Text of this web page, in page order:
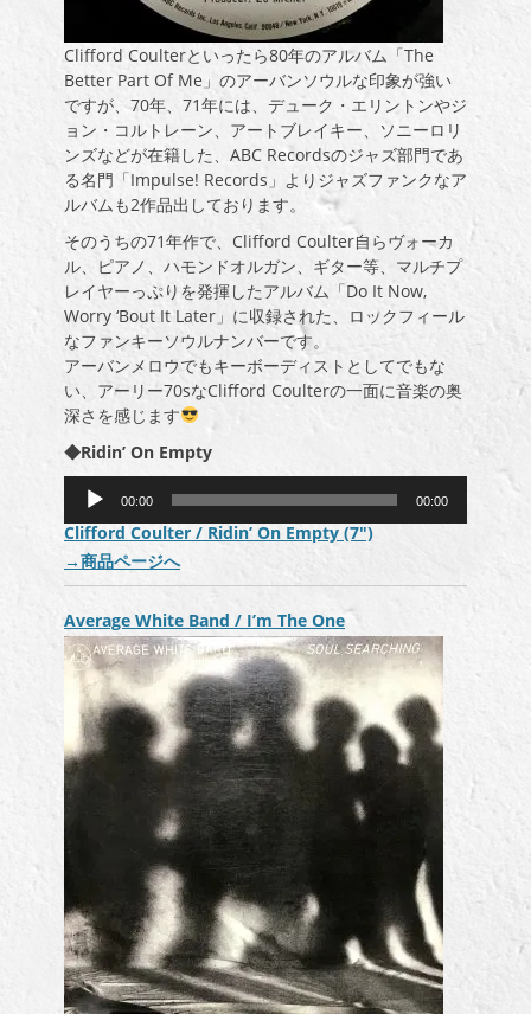
Clifford Coulterといったら80年のアルバム「The
Better Part Of Me」のアーバンソウルな印象が強い
ですが、70年、71年には、デューク・エリントンやジ
ョン・コルトレーン、アートブレイキー、ソニーロリ
ンズなどが在籍した、ABC Recordsのジャズ部門であ
る名門「Impulse! Records」よりジャズファンクなア
ルバムも2作品出しております。
そのうちの71年作で、Clifford Coulter自らヴォーカ
ル、ピアノ、ハモンドオルガン、ギター等、マルチプ
レイヤーっぷりを発揮したアルバム「Do It Now,
Worry ‘Bout It Later」に収録された、ロックフィール
なファンキーソウルナンバーです。
アーバンメロウでもキーボーディストとしてでもな
い、アーリー70sなClifford Coulterの一面に音楽の奥
深さを感じます
◆Ridin’ On Empty
プ
レ
ー
ヤ
ー
00:00 00:00
Clifford Coulter / Ridin’ On Empty (7″)
→商品ページへ
Average White Band / I’m The One